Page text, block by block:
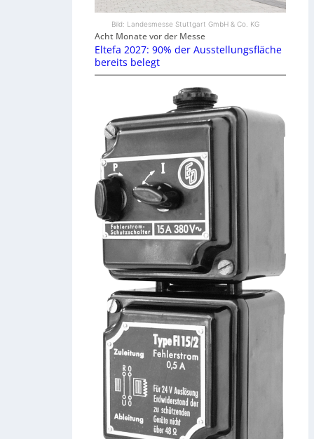
Bild: Landesmesse Stuttgart GmbH & Co. KG
Acht Monate vor der Messe
Eltefa 2027: 90% der Ausstellungsfläche
bereits belegt